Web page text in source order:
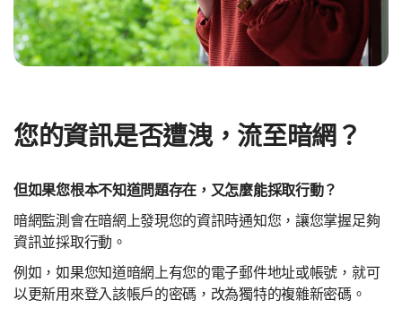
您的資訊是否遭洩，流至暗網？
但如果您根本不知道問題存在，又怎麼能採取行動？
暗網監測會在暗網上發現您的資訊時通知您，讓您掌握足夠
資訊並採取行動。
例如，如果您知道暗網上有您的電子郵件地址或帳號，就可
以更新用來登入該帳戶的密碼，改為獨特的複雜新密碼。